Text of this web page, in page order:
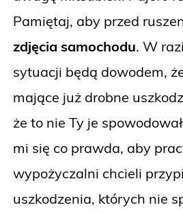
Pamiętaj, aby przed
zdjęcia samochodu. W
sytuacji będą dowodem,
mające już drobne
że to nie Ty je
mi się co prawda, aby
wypożyczalni chcieli
uszkodzenia, których nie